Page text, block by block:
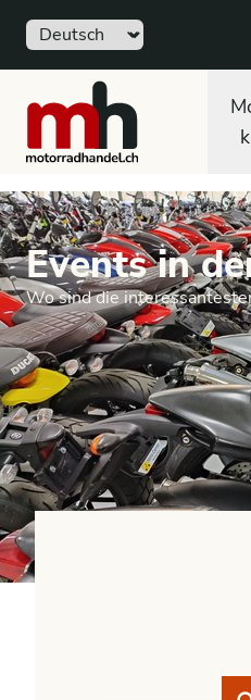
Sprache
motorradhandel.ch
Events in
Wo sind die